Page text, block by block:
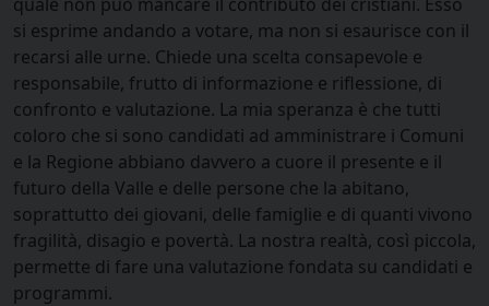
si esprime andando a votare, ma non si esaurisce con il
recarsi alle urne. Chiede una scelta consapevole e
responsabile, frutto di informazione e riflessione, di
confronto e valutazione. La mia speranza è che tutti
coloro che si sono candidati ad amministrare i Comuni
e la Regione abbiano davvero a cuore il presente e il
futuro della Valle e delle persone che la abitano,
soprattutto dei giovani, delle famiglie e di quanti vivono
fragilità, disagio e povertà. La nostra realtà, così piccola,
permette di fare una valutazione fondata su candidati e
programmi.